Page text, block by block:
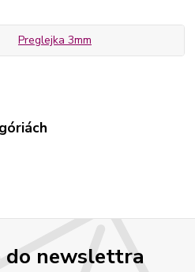
Preglejka 3mm
do newslettra